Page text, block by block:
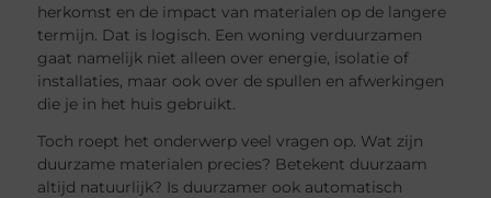
herkomst en de impact van materialen op de langere
termijn. Dat is logisch. Een woning verduurzamen
gaat namelijk niet alleen over energie, isolatie of
installaties, maar ook over de spullen en afwerkingen
die je in het huis gebruikt.
Toch roept het onderwerp veel vragen op. Wat zijn
duurzame materialen precies? Betekent duurzaam
altijd natuurlijk? Is duurzamer ook automatisch